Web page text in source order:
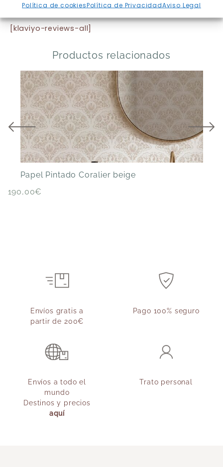
Política de cookiesPolítica de PrivacidadAviso Legal
[klaviyo-reviews-all]
Productos relacionados
Papel Pintado Coralier beige
190,00€
Envíos gratis a
partir de 200€
Pago 100% seguro
Envíos a todo el
mundo
Destinos y precios
aquí
Trato personal